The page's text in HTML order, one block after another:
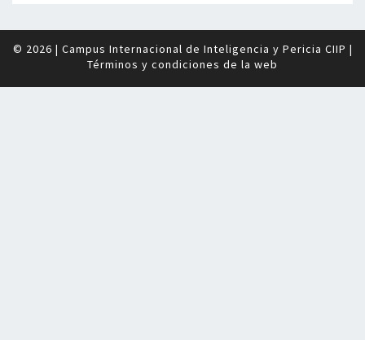
© 2026 | Campus Internacional de Inteligencia y Pericia CIIP |
Términos y condiciones de la web